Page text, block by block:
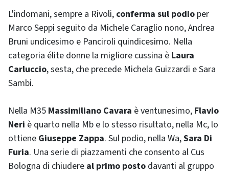
L'indomani, sempre a Rivoli, conferma sul podio per
Marco Seppi seguito da Michele Caraglio nono, Andrea
Bruni undicesimo e Panciroli quindicesimo. Nella
categoria élite donne la migliore cussina è Laura
Carluccio, sesta, che precede Michela Guizzardi e Sara
Sambi.
Nella M35 Massimiliano Cavara è ventunesimo, Flavio
Neri è quarto nella Mb e lo stesso risultato, nella Mc, lo
ottiene Giuseppe Zappa. Sul podio, nella Wa,Sara Di
Furia. Una serie di piazzamenti che consento al Cus
Bologna di chiudere al primo posto davanti al gruppo